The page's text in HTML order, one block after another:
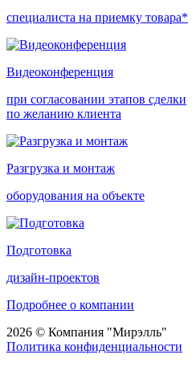
специалиста на приемку товара*
Видеоконференция
при согласовании этапов сделки
по желанию клиента
Разгрузка и монтаж
оборудования на объекте
Подготовка
дизайн-проектов
Подробнее о компании
2026 © Компания "Мирэлль"
Политика конфиденциальности